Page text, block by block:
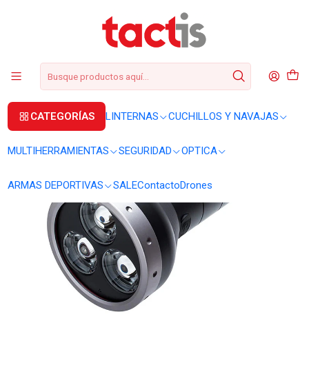
CATEGORÍAS LINTERNAS CUCHILLOS Y NAVAJAS
MULTIHERRAMIENTAS SEGURIDAD OPTICA
ARMAS DEPORTIVAS SALEContactoDrones
+56 2 3224 9572 +569 62369815
LINTERNAS DE MANO Linterna Ledlenser MT18